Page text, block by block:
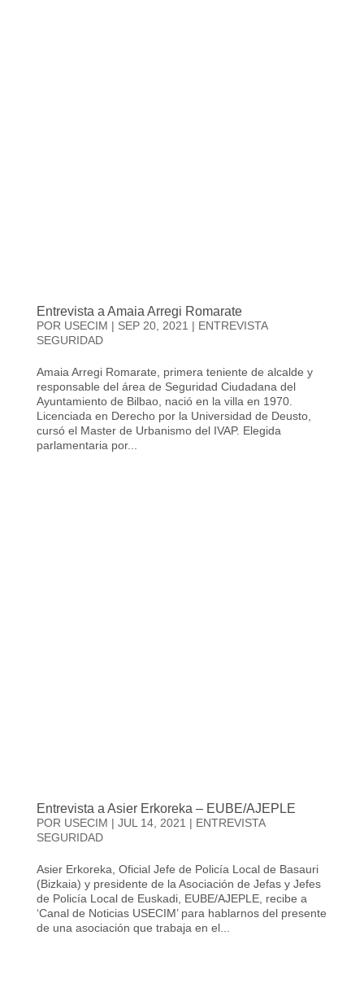
Entrevista a Amaia Arregi Romarate
POR USECIM | SEP 20, 2021 | ENTREVISTA
SEGURIDAD
Amaia Arregi Romarate, primera teniente de alcalde y
responsable del área de Seguridad Ciudadana del
Ayuntamiento de Bilbao, nació en la villa en 1970.
Licenciada en Derecho por la Universidad de Deusto,
cursó el Master de Urbanismo del IVAP. Elegida
parlamentaria por...
Entrevista a Asier Erkoreka – EUBE/AJEPLE
POR USECIM | JUL 14, 2021 | ENTREVISTA
SEGURIDAD
Asier Erkoreka, Oficial Jefe de Policía Local de Basauri
(Bizkaia) y presidente de la Asociación de Jefas y Jefes
de Policía Local de Euskadi, EUBE/AJEPLE, recibe a
‘Canal de Noticias USECIM’ para hablarnos del presente
de una asociación que trabaja en el...